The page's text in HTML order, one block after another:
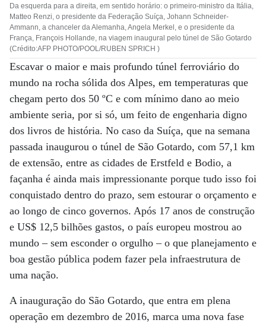
Da esquerda para a direita, em sentido horário: o primeiro-ministro da Itália,
Matteo Renzi, o presidente da Federação Suíça, Johann Schneider-
Ammann, a chanceler da Alemanha, Angela Merkel, e o presidente da
França, François Hollande, na viagem inaugural pelo túnel de São Gotardo
(Crédito:AFP PHOTO/POOL/RUBEN SPRICH )
Escavar o maior e mais profundo túnel ferroviário do
mundo na rocha sólida dos Alpes, em temperaturas que
chegam perto dos 50 ºC e com mínimo dano ao meio
ambiente seria, por si só, um feito de engenharia digno
dos livros de história. No caso da Suíça, que na semana
passada inaugurou o túnel de São Gotardo, com 57,1 km
de extensão, entre as cidades de Erstfeld e Bodio, a
façanha é ainda mais impressionante porque tudo isso foi
conquistado dentro do prazo, sem estourar o orçamento e
ao longo de cinco governos. Após 17 anos de construção
e US$ 12,5 bilhões gastos, o país europeu mostrou ao
mundo – sem esconder o orgulho – o que planejamento e
boa gestão pública podem fazer pela infraestrutura de
uma nação.
A inauguração do São Gotardo, que entra em plena
operação em dezembro de 2016, marca uma nova fase